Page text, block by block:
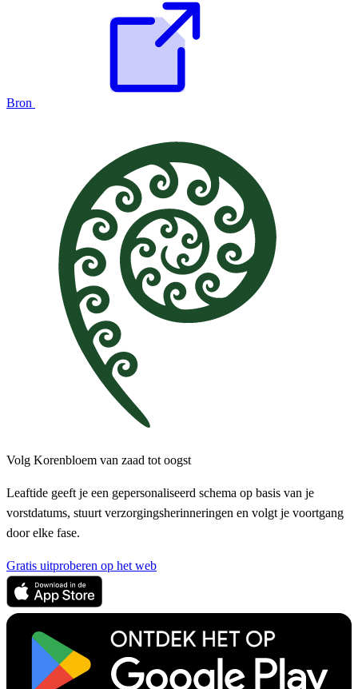
Bron
Volg Korenbloem van zaad tot oogst
Leaftide geeft je een gepersonaliseerd schema op basis van je
vorstdatums, stuurt verzorgingsherinneringen en volgt je voortgang
door elke fase.
Gratis uitproberen op het web